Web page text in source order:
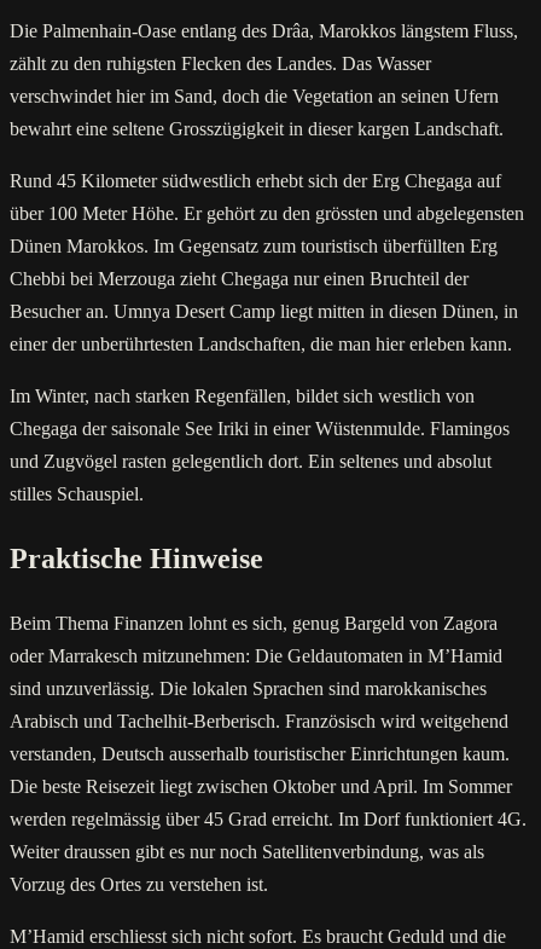
Die Palmenhain-Oase entlang des Drâa, Marokkos längstem Fluss,
zählt zu den ruhigsten Flecken des Landes. Das Wasser
verschwindet hier im Sand, doch die Vegetation an seinen Ufern
bewahrt eine seltene Grosszügigkeit in dieser kargen Landschaft.
Rund 45 Kilometer südwestlich erhebt sich der Erg Chegaga auf
über 100 Meter Höhe. Er gehört zu den grössten und abgelegensten
Dünen Marokkos. Im Gegensatz zum touristisch überfüllten Erg
Chebbi bei Merzouga zieht Chegaga nur einen Bruchteil der
Besucher an. Umnya Desert Camp liegt mitten in diesen Dünen, in
einer der unberührtesten Landschaften, die man hier erleben kann.
Im Winter, nach starken Regenfällen, bildet sich westlich von
Chegaga der saisonale See Iriki in einer Wüstenmulde. Flamingos
und Zugvögel rasten gelegentlich dort. Ein seltenes und absolut
stilles Schauspiel.
Praktische Hinweise
Beim Thema Finanzen lohnt es sich, genug Bargeld von Zagora
oder Marrakesch mitzunehmen: Die Geldautomaten in M’Hamid
sind unzuverlässig. Die lokalen Sprachen sind marokkanisches
Arabisch und Tachelhit-Berberisch. Französisch wird weitgehend
verstanden, Deutsch ausserhalb touristischer Einrichtungen kaum.
Die beste Reisezeit liegt zwischen Oktober und April. Im Sommer
werden regelmässig über 45 Grad erreicht. Im Dorf funktioniert 4G.
Weiter draussen gibt es nur noch Satellitenverbindung, was als
Vorzug des Ortes zu verstehen ist.
M’Hamid erschliesst sich nicht sofort. Es braucht Geduld und die